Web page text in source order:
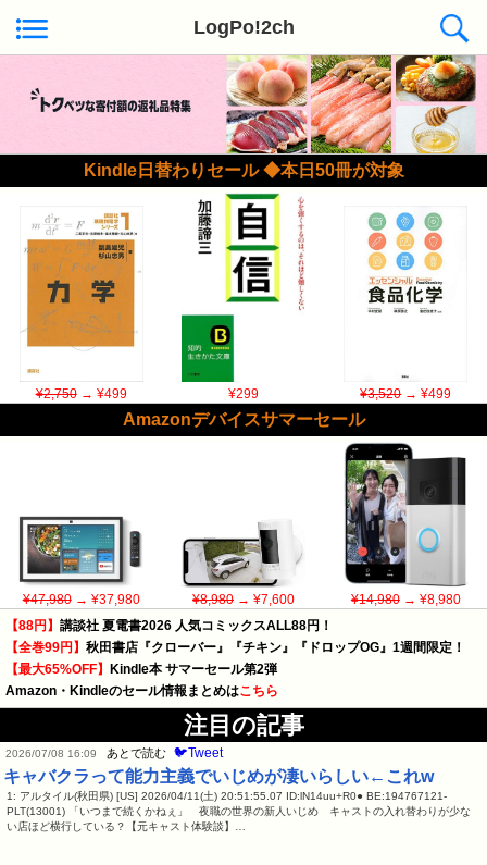
LogPo!2ch
Kindle日替わりセール ◆本日50冊が対象
¥2,750→ ¥499 ¥299 ¥3,520→ ¥499
Amazonデバイスサマーセール
¥47,980→ ¥37,980 ¥8,980→ ¥7,600 ¥14,980→ ¥8,980
【88円】 講談社 夏電書2026 人気コミックスALL88円！
【全巻99円】 秋田書店『クローバー』『チキン』『ドロップOG』1週間限定！
【最大65%OFF】
Kindle本 サマーセール第2弾
Amazon・Kindleのセール情報まとめはこちら
注目の記事
2026/07/08 16:09 あとで読む 🐦Tweet
キャバクラって能力主義でいじめが凄いらしい←これw
1: アルタイル(秋田県) [US] 2026/04/11(土) 20:51:55.07 ID:lN14uu+R0● BE:194767121-
PLT(13001) 「いつまで続くかねぇ」 夜職の世界の新人いじめ キャストの入れ替わりが少な
い店ほど横行している？【元キャスト体験談】…